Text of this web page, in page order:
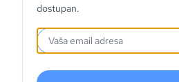
dostupan.